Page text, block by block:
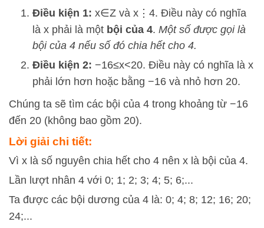
Điều kiện 1: x∈Z và x ⋮ 4. Điều này có nghĩa
là x phải là một bội của 4. Một số được gọi là
bội của 4 nếu số đó chia hết cho 4.
Điều kiện 2: −16≤x<20. Điều này có nghĩa là x
phải lớn hơn hoặc bằng −16 và nhỏ hơn 20.
Chúng ta sẽ tìm các bội của 4 trong khoảng từ −16
đến 20 (không bao gồm 20).
Lời giải chi tiết:
Vì x là số nguyên chia hết cho 4 nên x là bội của 4.
Lần lượt nhân 4 với 0; 1; 2; 3; 4; 5; 6;...
Ta được các bội dương của 4 là: 0; 4; 8; 12; 16; 20;
24;...